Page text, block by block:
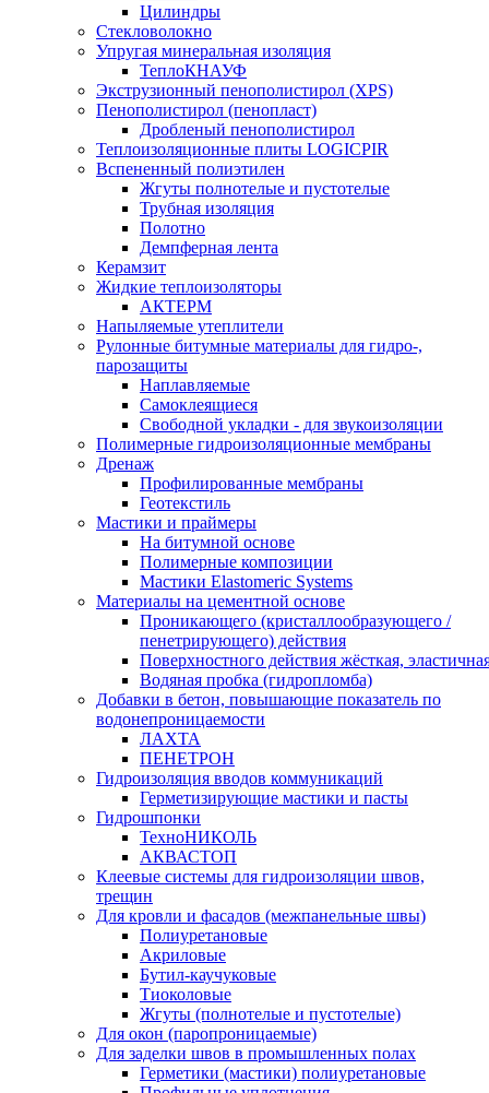
Цилиндры
Стекловолокно
Упругая минеральная изоляция
ТеплоКНАУФ
Экструзионный пенополистирол (XPS)
Пенополистирол (пенопласт)
Дробленый пенополистирол
Теплоизоляционные плиты LOGICPIR
Вспененный полиэтилен
Жгуты полнотелые и пустотелые
Трубная изоляция
Полотно
Демпферная лента
Керамзит
Жидкие теплоизоляторы
АКТЕРМ
Напыляемые утеплители
Рулонные битумные материалы для гидро-,
парозащиты
Наплавляемые
Самоклеящиеся
Свободной укладки - для звукоизоляции
Полимерные гидроизоляционные мембраны
Дренаж
Профилированные мембраны
Геотекстиль
Мастики и праймеры
На битумной основе
Полимерные композиции
Мастики Elastomeric Systems
Материалы на цементной основе
Проникающего (кристаллообразующего /
пенетрирующего) действия
Поверхностного действия жёсткая,
Водяная пробка (гидропломба)
Добавки в бетон, повышающие показатель по
водонепроницаемости
ЛАХТА
ПЕНЕТРОН
Гидроизоляция вводов коммуникаций
Герметизирующие мастики и пасты
Гидрошпонки
ТехноНИКОЛЬ
АКВАСТОП
Клеевые системы для гидроизоляции швов,
трещин
Для кровли и фасадов (межпанельные швы)
Полиуретановые
Акриловые
Бутил-каучуковые
Тиоколовые
Жгуты (полнотелые и пустотелые)
Для окон (паропроницаемые)
Для заделки швов в промышленных полах
Герметики (мастики) полиуретановые